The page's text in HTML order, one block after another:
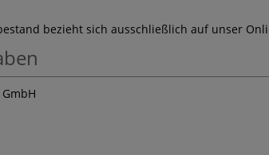
bezieht sich ausschließlich auf unser